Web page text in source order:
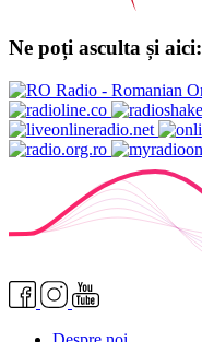
Ne poți asculta și aici: